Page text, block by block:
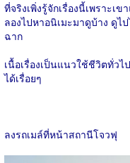
ที่จริงเพิ่งรู้จักเรื่องนี้เพราะเ
ลองไปหาอนิเมะมาดูบ้าง ดู
ฉาก
เนื้อเรื่องเป็นแนวใช้ชีวิตทั่ว
ได้เรื่อยๆ
ลงรถเมล์ที่หน้าสถานีโจวฟุ